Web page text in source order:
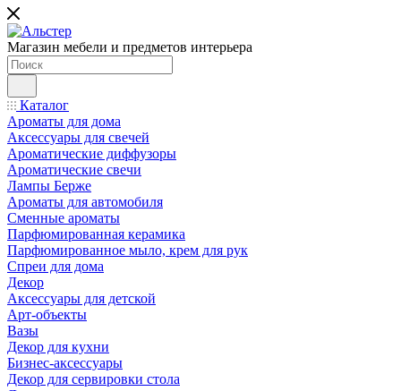
Магазин мебели и предметов интерьера
Каталог
Ароматы для дома
Аксессуары для свечей
Ароматические диффузоры
Ароматические свечи
Лампы Берже
Ароматы для автомобиля
Сменные ароматы
Парфюмированная керамика
Парфюмированное мыло, крем для рук
Спреи для дома
Декор
Аксессуары для детской
Арт-объекты
Вазы
Декор для кухни
Бизнес-аксессуары
Декор для сервировки стола